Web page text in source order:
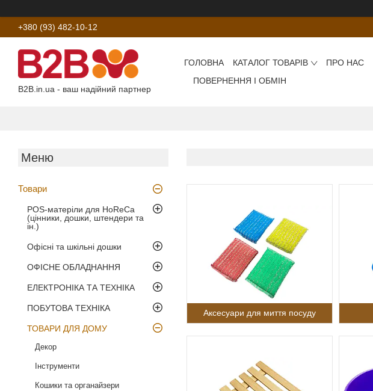
+380 (93) 482-10-12
B2B.in.ua - ваш надійний партнер
ГОЛОВНА КАТАЛОГ ТОВАРІВ ПРО НАС
ПОВЕРНЕННЯ І ОБМІН
Товари
POS-матеріли для HoReCa
(цінники, дошки, штендери та
ін.)
Офісні та шкільні дошки
ОФІСНЕ ОБЛАДНАННЯ
ЕЛЕКТРОНІКА ТА ТЕХНІКА
ПОБУТОВА ТЕХНІКА
ТОВАРИ ДЛЯ ДОМУ
Декор
Інструменти
Кошики та органайзери
Аксесуари для миття посуду